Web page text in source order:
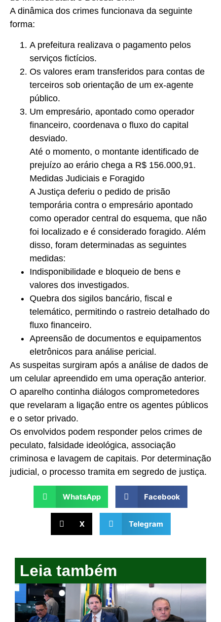
A dinâmica dos crimes funcionava da seguinte
forma:
A prefeitura realizava o pagamento pelos
serviços fictícios.
Os valores eram transferidos para contas de
terceiros sob orientação de um ex-agente
público.
Um empresário, apontado como operador
financeiro, coordenava o fluxo do capital
desviado.
Até o momento, o montante identificado de
prejuízo ao erário chega a R$ 156.000,91.
Medidas Judiciais e Foragido
A Justiça deferiu o pedido de prisão
temporária contra o empresário apontado
como operador central do esquema, que não
foi localizado e é considerado foragido. Além
disso, foram determinadas as seguintes
medidas:
Indisponibilidade e bloqueio de bens e
valores dos investigados.
Quebra dos sigilos bancário, fiscal e
telemático, permitindo o rastreio detalhado do
fluxo financeiro.
Apreensão de documentos e equipamentos
eletrônicos para análise pericial.
As suspeitas surgiram após a análise de dados de
um celular apreendido em uma operação anterior.
O aparelho continha diálogos comprometedores
que revelaram a ligação entre os agentes públicos
e o setor privado.
Os envolvidos podem responder pelos crimes de
peculato, falsidade ideológica, associação
criminosa e lavagem de capitais. Por determinação
judicial, o processo tramita em segredo de justiça.
WhatsApp Facebook
X Telegram
Leia também